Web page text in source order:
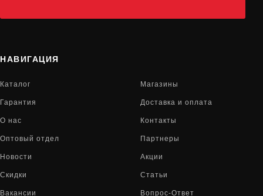
НАВИГАЦИЯ
Каталог Магазины
Гарантия Доставка и оплата
О нас Контакты
Оптовый отдел Партнеры
Новости Акции
Скидки Статьи
Вакансии Вопрос-Ответ